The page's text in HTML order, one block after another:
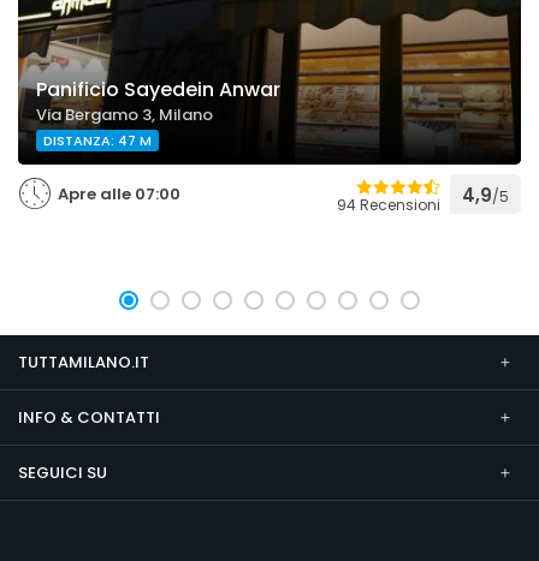
Panificio Sayedein Anwar
Via Bergamo 3, Milano
DISTANZA: 47 M
Apre alle 07:00 94 Recensioni 4,9/5
TUTTAMILANO.IT
INFO & CONTATTI
SEGUICI SU